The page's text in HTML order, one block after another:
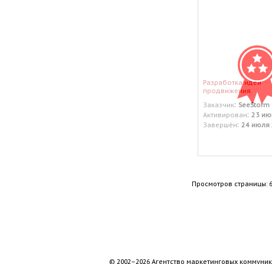
Разработка идеи
продвижения.
Заказчик: SeeStorm
Активирован: 23
Завершён: 24 июля
Просмотров страницы:
© 2002–2026 Агентство маркетинговых